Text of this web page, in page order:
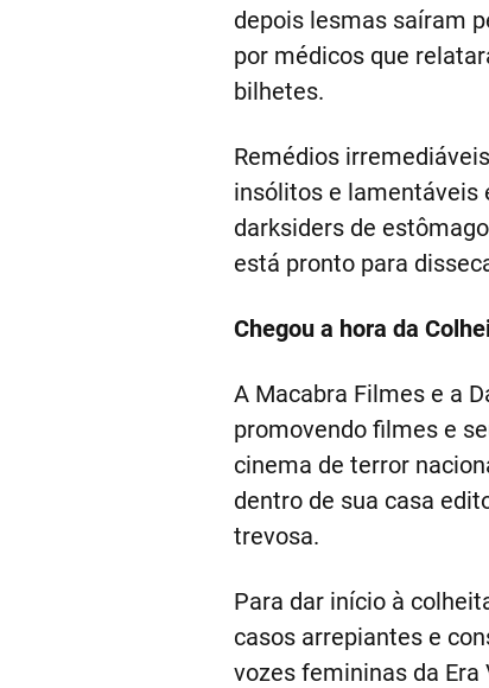
depois lesmas saíram
por médicos que
bilhetes.
Remédios
insólitos e lamentáveis
darksiders de
está pronto para
Chegou a hora da
A Macabra Filmes e a
promovendo filmes e
cinema de terror
dentro de sua casa
trevosa.
Para dar início à
casos arrepiantes e
vozes femininas da